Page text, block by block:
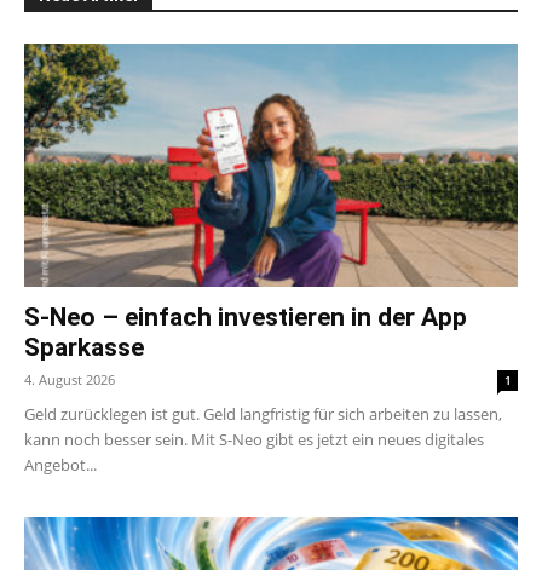
S-Neo – einfach investieren in der App
Sparkasse
4. August 2026 1
Geld zurücklegen ist gut. Geld langfristig für sich arbeiten zu lassen,
kann noch besser sein. Mit S-Neo gibt es jetzt ein neues digitales
Angebot...